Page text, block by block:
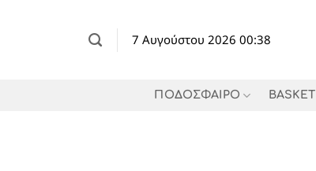
7 Αυγούστου 2026 00:38
ΠΟΔΟΣΦΑΙΡΟ BASKET